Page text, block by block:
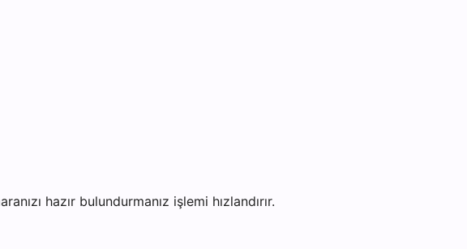
hazır bulundurmanız işlemi hızlandırır.